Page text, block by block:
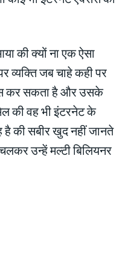
की क्यों ना एक ऐसा
व्यक्ति जब चाहे कही पर
कर सकता है और उसके
की वह भी इंटरनेट के
की सबीर खुद नहीं जानते
उन्हें मल्टी बिलियनर